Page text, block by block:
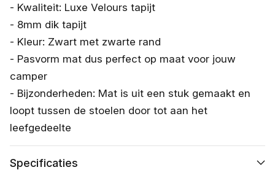
- Kwaliteit: Luxe Velours tapijt
- 8mm dik tapijt
- Kleur: Zwart met zwarte rand
- Pasvorm mat dus perfect op maat voor jouw
camper
- Bijzonderheden: Mat is uit een stuk gemaakt en
loopt tussen de stoelen door tot aan het
leefgedeelte
Specificaties